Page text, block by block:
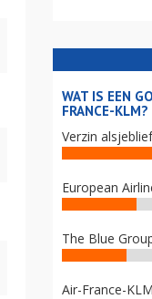
WAT IS EEN
FRANCE-KLM?
Verzin
European
The Blue
Air-France-